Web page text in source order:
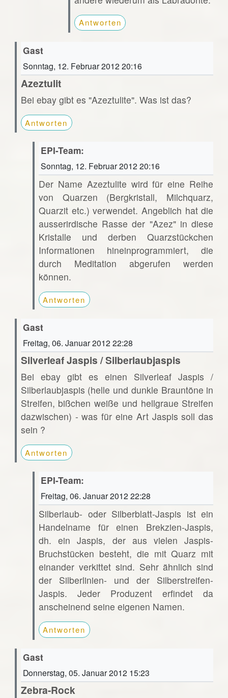
Antworten
Gast
Sonntag, 12. Februar 2012 20:16
Azeztulit
Bei ebay gibt es "Azeztulite". Was ist das?
Antworten
EPI-Team:
Sonntag, 12. Februar 2012 20:16
Der Name Azeztulite wird für eine Reihe
von Quarzen (Bergkristall, Milchquarz,
Quarzit etc.) verwendet. Angeblich hat die
ausserirdische Rasse der "Azez" in diese
Kristalle und derben Quarzstückchen
Informationen hineinprogrammiert, die
durch Meditation abgerufen werden
können.
Antworten
Gast
Freitag, 06. Januar 2012 22:28
Silverleaf Jaspis / Silberlaubjaspis
Bei ebay gibt es einen Silverleaf Jaspis /
Silberlaubjaspis (helle und dunkle Brauntöne in
Streifen, bißchen weiße und hellgraue Streifen
dazwischen) - was für eine Art Jaspis soll das
sein ?
Antworten
EPI-Team:
Freitag, 06. Januar 2012 22:28
Silberlaub- oder Silberblatt-Jaspis ist ein
Handelname für einen Brekzien-Jaspis,
dh. ein Jaspis, der aus vielen Jaspis-
Bruchstücken besteht, die mit Quarz mit
einander verkittet sind. Sehr ähnlich sind
der Silberlinien- und der Silberstreifen-
Jaspis. Jeder Produzent erfindet da
anscheinend seine eigenen Namen.
Antworten
Gast
Donnerstag, 05. Januar 2012 15:23
Zebra-Rock